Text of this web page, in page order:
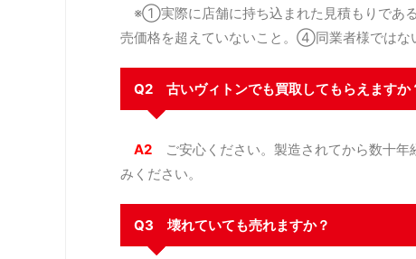
※①実際に店舗に持ち込まれた見積もりであ
売価格を超えていないこと。④同業者様ではな
Q2 古いヴィトンでも買取してもらえますか
A2 ご安心ください。製造されてから数十年
みください。
Q3 壊れていても売れますか？